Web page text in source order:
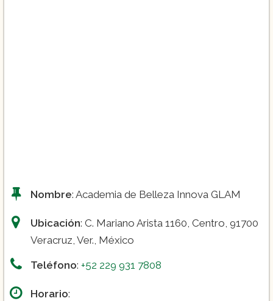
Nombre: Academia de Belleza Innova GLAM
Ubicación: C. Mariano Arista 1160, Centro, 91700
Veracruz, Ver., México
Teléfono: +52 229 931 7808
Horario: